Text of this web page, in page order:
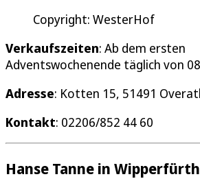
Copyright: WesterHof
Verkaufszeiten: Ab dem ersten
Adventswochenende täglich von
Adresse: Kotten 15, 51491
Kontakt: 02206/852 44 60
Hanse Tanne in Wipperfürth